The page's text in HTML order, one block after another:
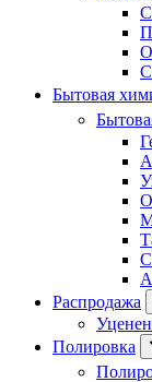
Бытовая
Распродажа
Полировка